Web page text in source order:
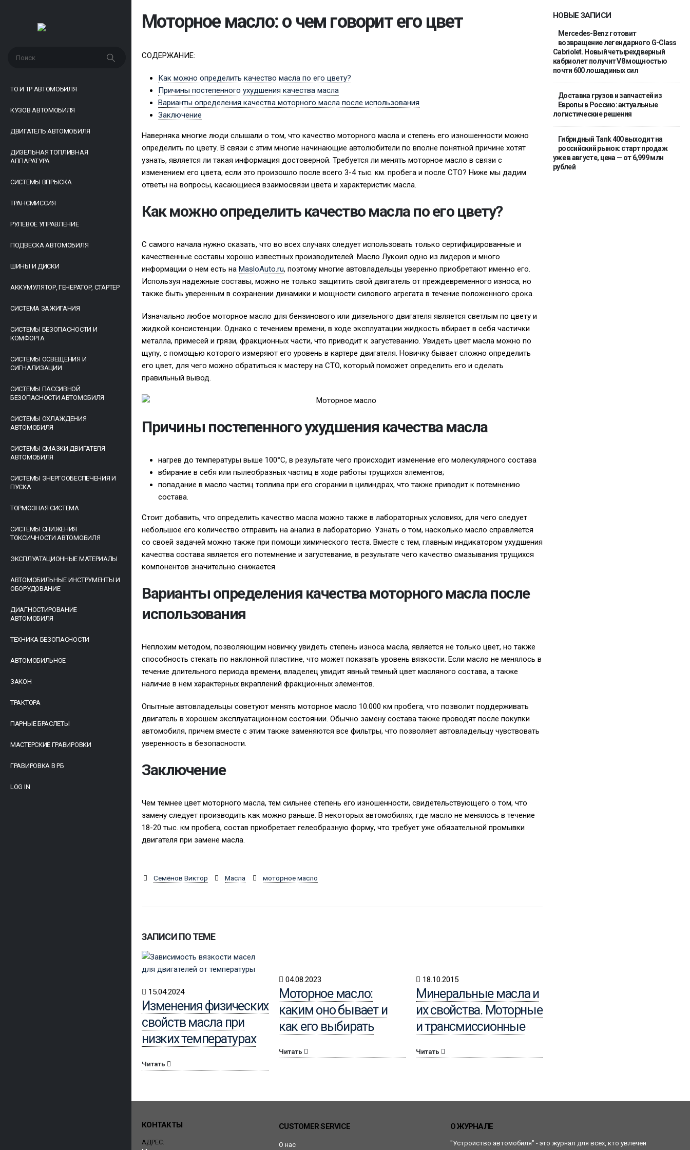
ТО И ТР АВТОМОБИЛЯ
КУЗОВ АВТОМОБИЛЯ
ДВИГАТЕЛЬ АВТОМОБИЛЯ
ДИЗЕЛЬНАЯ ТОПЛИВНАЯ
АППАРАТУРА
СИСТЕМЫ ВПРЫСКА
ТРАНСМИССИЯ
РУЛЕВОЕ УПРАВЛЕНИЕ
ПОДВЕСКА АВТОМОБИЛЯ
ШИНЫ И ДИСКИ
АККУМУЛЯТОР, ГЕНЕРАТОР, СТАРТЕР
СИСТЕМА ЗАЖИГАНИЯ
СИСТЕМЫ БЕЗОПАСНОСТИ И
КОМФОРТА
СИСТЕМЫ ОСВЕЩЕНИЯ И
СИГНАЛИЗАЦИИ
СИСТЕМЫ ПАССИВНОЙ
БЕЗОПАСНОСТИ АВТОМОБИЛЯ
СИСТЕМЫ ОХЛАЖДЕНИЯ
АВТОМОБИЛЯ
СИСТЕМЫ СМАЗКИ ДВИГАТЕЛЯ
АВТОМОБИЛЯ
СИСТЕМЫ ЭНЕРГООБЕСПЕЧЕНИЯ И
ПУСКА
ТОРМОЗНАЯ СИСТЕМА
СИСТЕМЫ СНИЖЕНИЯ
ТОКСИЧНОСТИ АВТОМОБИЛЯ
ЭКСПЛУАТАЦИОННЫЕ МАТЕРИАЛЫ
АВТОМОБИЛЬНЫЕ ИНСТРУМЕНТЫ И
ОБОРУДОВАНИЕ
ДИАГНОСТИРОВАНИЕ
АВТОМОБИЛЯ
ТЕХНИКА БЕЗОПАСНОСТИ
АВТОМОБИЛЬНОЕ
ЗАКОН
ТРАКТОРА
ПАРНЫЕ БРАСЛЕТЫ
МАСТЕРСКИЕ ГРАВИРОВКИ
ГРАВИРОВКА В РБ
LOG IN
Моторное масло: о чем говорит его цвет
СОДЕРЖАНИЕ:
Как можно определить качество масла по его цвету?
Причины постепенного ухудшения качества масла
Варианты определения качества моторного масла после использования
Заключение
Наверняка многие люди слышали о том, что качество моторного масла и степень его изношенности можно
определить по цвету. В связи с этим многие начинающие автолюбители по вполне понятной причине хотят
узнать, является ли такая информация достоверной. Требуется ли менять моторное масло в связи с
изменением его цвета, если это произошло после всего 3-4 тыс. км. пробега и после СТО? Ниже мы дадим
ответы на вопросы, касающиеся взаимосвязи цвета и характеристик масла.
Как можно определить качество масла по его цвету?
С самого начала нужно сказать, что во всех случаях следует использовать только сертифицированные и
качественные составы хорошо известных производителей. Масло Лукоил одно из лидеров и много
информации о нем есть на MasloAuto.ru, поэтому многие автовладельцы уверенно приобретают именно его.
Используя надежные составы, можно не только защитить свой двигатель от преждевременного износа, но
также быть уверенным в сохранении динамики и мощности силового агрегата в течение положенного срока.
Изначально любое моторное масло для бензинового или дизельного двигателя является светлым по цвету и
жидкой консистенции. Однако с течением времени, в ходе эксплуатации жидкость вбирает в себя частички
металла, примесей и грязи, фракционных части, что приводит к загустеванию. Увидеть цвет масла можно по
щупу, с помощью которого измеряют его уровень в картере двигателя. Новичку бывает сложно определить
его цвет, для чего можно обратиться к мастеру на СТО, который поможет определить его и сделать
правильный вывод.
Причины постепенного ухудшения качества масла
нагрев до температуры выше 100°С, в результате чего происходит изменение его молекулярного состава
вбирание в себя или пылеобразных частиц в ходе работы трущихся элементов;
попадание в масло частиц топлива при его сгорании в цилиндрах, что также приводит к потемнению
состава.
Стоит добавить, что определить качество масла можно также в лабораторных условиях, для чего следует
небольшое его количество отправить на анализ в лабораторию. Узнать о том, насколько масло справляется
со своей задачей можно также при помощи химического теста. Вместе с тем, главным индикатором ухудшения
качества состава является его потемнение и загустевание, в результате чего качество смазывания трущихся
компонентов значительно снижается.
Варианты определения качества моторного масла после
использования
Неплохим методом, позволяющим новичку увидеть степень износа масла, является не только цвет, но также
способность стекать по наклонной пластине, что может показать уровень вязкости. Если масло не менялось в
течение длительного периода времени, владелец увидит явный темный цвет масляного состава, а также
наличие в нем характерных вкраплений фракционных элементов.
Опытные автовладельцы советуют менять моторное масло 10.000 км пробега, что позволит поддерживать
двигатель в хорошем эксплуатационном состоянии. Обычно замену состава также проводят после покупки
автомобиля, причем вместе с этим также заменяются все фильтры, что позволяет автовладельцу чувствовать
уверенность в безопасности.
Заключение
Чем темнее цвет моторного масла, тем сильнее степень его изношенности, свидетельствующего о том, что
замену следует производить как можно раньше. В некоторых автомобилях, где масло не менялось в течение
18-20 тыс. км пробега, состав приобретает гелеобразную форму, что требует уже обязательной промывки
двигателя при замене масла.
Семёнов Виктор Масла моторное масло
ЗАПИСИ ПО ТЕМЕ
15.04.2024
Изменения физических
свойств масла при
низких температурах
Читать
04.08.2023
Моторное масло:
каким оно бывает и
как его выбирать
Читать
18.10.2015
Минеральные масла и
их свойства. Моторные
и трансмиссионные
Читать
НОВЫЕ ЗАПИСИ
Mercedes-Benz готовит
возвращение легендарного G-Class
Cabriolet. Новый четырехдверный
кабриолет получит V8 мощностью
почти 600 лошадиных сил
Доставка грузов и запчастей из
Европы в Россию: актуальные
логистические решения
Гибридный Tank 400 выходит на
российский рынок: старт продаж
уже в августе, цена — от 6,999 млн
рублей
КОНТАКТЫ
АДРЕС:
CUSTOMER SERVICE
О нас
О ЖУРНАЛЕ
"Устройство автомобиля" - это журнал для всех, кто увлечен